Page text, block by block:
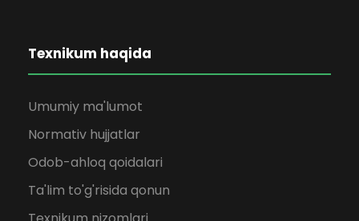
Texnikum haqida
Umumiy ma'lumot
Normativ hujjatlar
Odob-ahloq qoidalari
Ta'lim to'g'risida qonun